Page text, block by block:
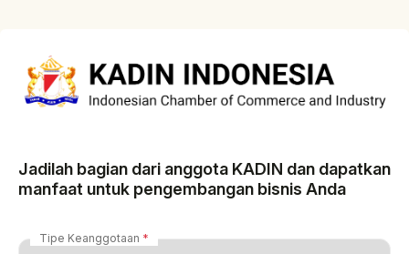
Jadilah bagian dari anggota KADIN dan dapatkan
manfaat untuk pengembangan bisnis Anda
Tipe Keanggotaan